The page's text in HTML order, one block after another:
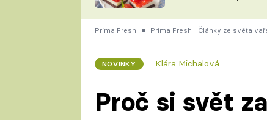
ČESKO NA TALÍŘI
KUCHAŘKA
Prima Fresh ■ Prima Fresh Články ze světa
NOVINKY Klára Michalová
Proč si svět